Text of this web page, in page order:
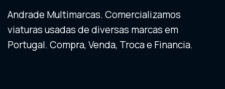
Andrade Multimarcas. Comercializamos
viaturas usadas de diversas marcas em
Portugal. Compra, Venda, Troca e Financia.